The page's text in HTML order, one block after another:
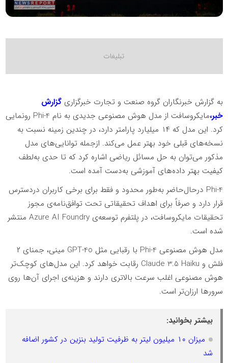
به گزارش خبرنگاران گروه صنعت و تجارت خبرگزاری گزارش
خبر،
مایکروسافت از مدل هوش مصنوعی جدیدی به نام Phi-4 رونمایی
کرد. این مدل که ۱۴ میلیارد پارامتر دارد، در چندین زمینه نسبت به
نسخه‌های قبلی خود بهتر عمل می‌کند. ازجمله توانایی‌های مدل
مذکور می‌توان به حل مسائل ریاضی اشاره کرد که تا حدی به‌لطف
کیفیت بهتر داده‌های آموزشی به‌دست آمده است.
Phi-4 درحال‌حاضر به‌طور محدود و فقط برای برخی کاربران دردسترس
قرار دارد و صرفاً برای اهداف تحقیقاتی تحت توافق‌نامه‌ی مجوز
تحقیقات مایکروسافت، در پلتفرم توسعه‌ی Azure AI Foundry منتشر
شده است.
مدل هوش مصنوعی Phi-4 با رقبایی مثل GPT-4o مینی، جمنای ۲
فلش و Claude 3.5 Haiku رقابت خواهد کرد. این مدل‌های کوچک‌تر
هوش مصنوعی اغلب سرعت بالاتری دارند و هزینه‌ی اجرای آن‌ها روی
سرورها ارزان‌تر است.
بیشتر بخوانید:
میزان ۱۰ میلیون لیتر به ظرفیت تولید بنزین در کشور اضافه
شد